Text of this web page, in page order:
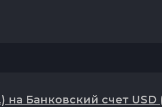
Банковский счет USD